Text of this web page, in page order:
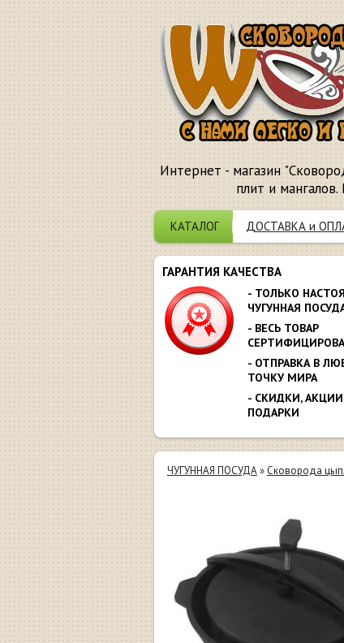
Интернет - магазин
плит и
КАТАЛОГ ДОСТАВКА и
ГАРАНТИЯ КАЧЕСТВА
- ТОЛЬКО
ЧУГУННАЯ
- ВЕСЬ ТОВАР
- ОТПРАВКА В
ТОЧКУ МИРА
- СКИДКИ, АКЦИИ,
ПОДАРКИ
ЧУГУННАЯ ПОСУДА» Сковорода